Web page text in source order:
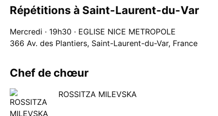
Répétitions à Saint-Laurent-du-Var
Mercredi · 19h30 · EGLISE NICE METROPOLE
366 Av. des Plantiers, Saint-Laurent-du-Var, France
Chef de chœur
ROSSITZA MILEVSKA